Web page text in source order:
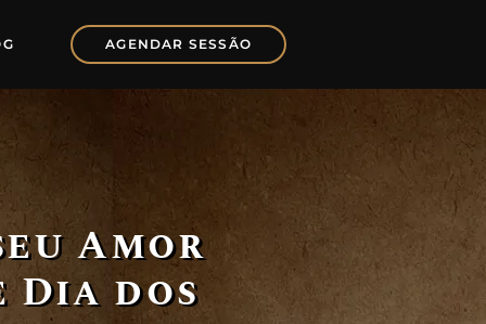
AGENDAR SESSÃO
Amor
Dia dos